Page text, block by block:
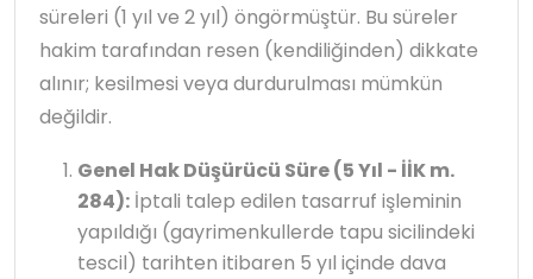
süreleri (1 yıl ve 2 yıl) öngörmüştür. Bu süreler
hakim tarafından resen (kendiliğinden) dikkate
alınır; kesilmesi veya durdurulması mümkün
değildir.
Genel Hak Düşürücü Süre (5 Yıl - İİK m.
284): İptali talep edilen tasarruf işleminin
yapıldığı (gayrimenkullerde tapu sicilindeki
tescil) tarihten itibaren 5 yıl içinde dava